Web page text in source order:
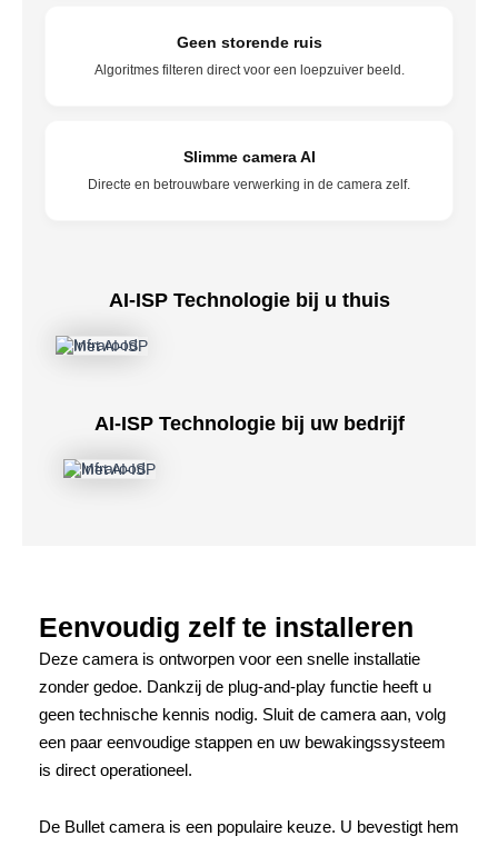
Geen storende ruis
Algoritmes filteren direct voor een loepzuiver beeld.
Slimme camera AI
Directe en betrouwbare verwerking in de camera zelf.
AI-ISP Technologie bij u thuis
AI-ISP Technologie bij uw bedrijf
Eenvoudig zelf te installeren
Deze camera is ontworpen voor een snelle installatie
zonder gedoe. Dankzij de plug-and-play functie heeft u
geen technische kennis nodig. Sluit de camera aan, volg
een paar eenvoudige stappen en uw bewakingssysteem
is direct operationeel.
De Bullet camera is een populaire keuze. U bevestigt hem